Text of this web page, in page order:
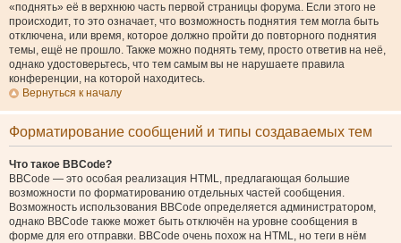
«поднять» её в верхнюю часть первой страницы форума. Если этого не
происходит, то это означает, что возможность поднятия тем могла быть
отключена, или время, которое должно пройти до повторного поднятия
темы, ещё не прошло. Также можно поднять тему, просто ответив на неё,
однако удостоверьтесь, что тем самым вы не нарушаете правила
конференции, на которой находитесь.
Вернуться к началу
Форматирование сообщений и типы создаваемых тем
Что такое BBCode?
BBCode — это особая реализация HTML, предлагающая большие
возможности по форматированию отдельных частей сообщения.
Возможность использования BBCode определяется администратором,
однако BBCode также может быть отключён на уровне сообщения в
форме для его отправки. BBCode очень похож на HTML, но теги в нём